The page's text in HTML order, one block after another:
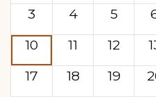
3
4 5
10
11 12
17
18 19